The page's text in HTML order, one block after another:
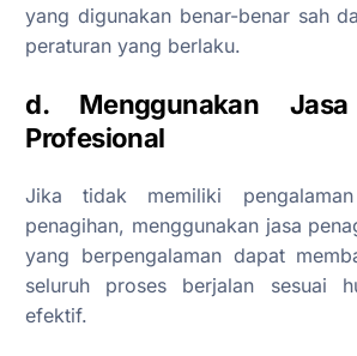
yang digunakan benar-benar sah
peraturan yang berlaku.
d. Menggunakan Jasa
Profesional
Jika tidak memiliki
penagihan, menggunakan jasa
yang berpengalaman dapat
seluruh proses berjalan sesuai
efektif.